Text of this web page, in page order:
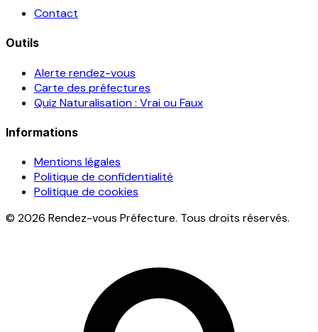
Contact
Outils
Alerte rendez-vous
Carte des préfectures
Quiz Naturalisation : Vrai ou Faux
Informations
Mentions légales
Politique de confidentialité
Politique de cookies
© 2026 Rendez-vous Préfecture. Tous droits réservés.